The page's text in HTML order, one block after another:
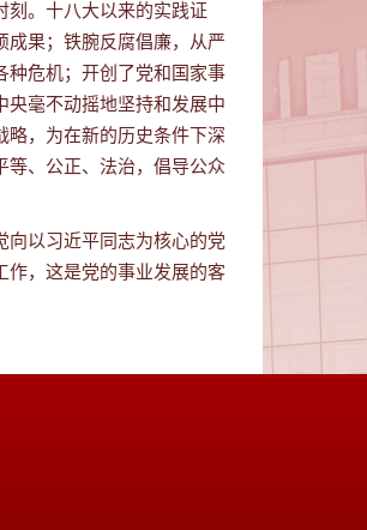
刻。十八大以来的实践证
成果；铁腕反腐倡廉，从严
种危机；开创了党和国家事
央毫不动摇地坚持和发展中
略，为在新的历史条件下深
等、公正、法治，倡导公众
向以习近平同志为核心的党
作，这是党的事业发展的客